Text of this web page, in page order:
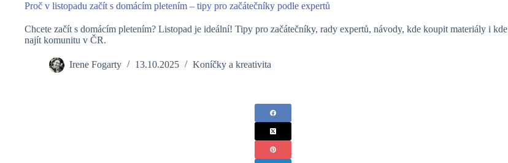
Proč v listopadu začít s domácím pletením – tipy pro začátečníky podle expertů
Chcete začít s domácím pletením? Listopad je ideální! Tipy pro začátečníky, rady expertů, návody, kde koupit materiály i kde
najít komunitu v ČR.
Irene Fogarty 13.10.2025 Koníčky a kreativita